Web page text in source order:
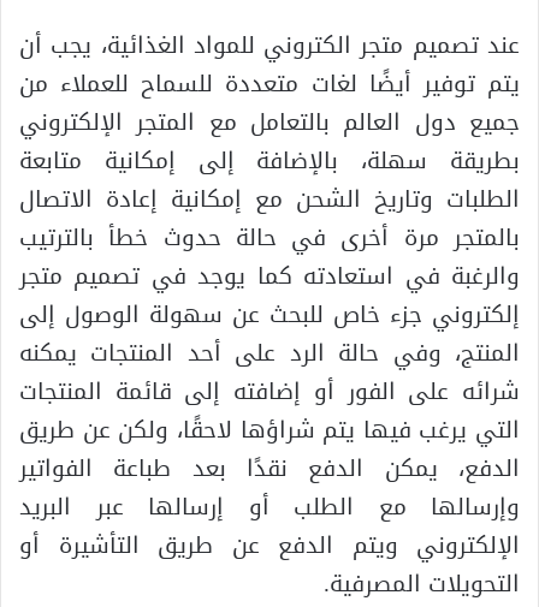
عند تصميم متجر الكتروني للمواد الغذائية، يجب أن
يتم توفير أيضًا لغات متعددة للسماح للعملاء من
جميع دول العالم بالتعامل مع المتجر الإلكتروني
بطريقة سهلة، بالإضافة إلى إمكانية متابعة
الطلبات وتاريخ الشحن مع إمكانية إعادة الاتصال
بالمتجر مرة أخرى في حالة حدوث خطأ بالترتيب
والرغبة في استعادته كما يوجد في تصميم متجر
إلكتروني جزء خاص للبحث عن سهولة الوصول إلى
المنتج، وفي حالة الرد على أحد المنتجات يمكنه
شرائه على الفور أو إضافته إلى قائمة المنتجات
التي يرغب فيها يتم شراؤها لاحقًا، ولكن عن طريق
الدفع، يمكن الدفع نقدًا بعد طباعة الفواتير
وإرسالها مع الطلب أو إرسالها عبر البريد
الإلكتروني ويتم الدفع عن طريق التأشيرة أو
التحويلات المصرفية.